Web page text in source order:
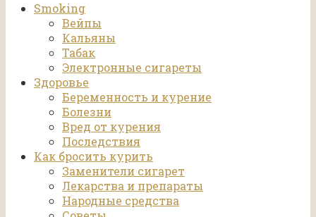
Smoking
Вейпы
Кальяны
Табак
Электронные сигареты
Здоровье
Беременность и курение
Болезни
Вред от курения
Последствия
Как бросить курить
Заменители сигарет
Лекарства и препараты
Народные средства